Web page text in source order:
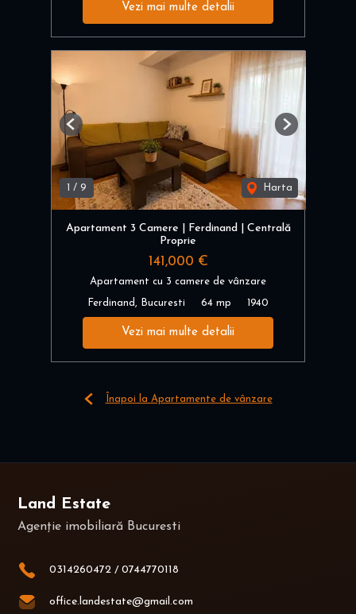
Vezi mai multe detalii
1 / 9 Harta
Previous Next
Apartament 3 Camere | Ferdinand | Centrală
Proprie
141,000 €
Apartament cu 3 camere de vânzare
Ferdinand, Bucuresti 64 mp 1940
Vezi mai multe detalii
Înapoi la Apartamente de vânzare
Land Estate
Agenție imobiliară Bucuresti
0314260472 / 0744770118
office.landestate@gmail.com